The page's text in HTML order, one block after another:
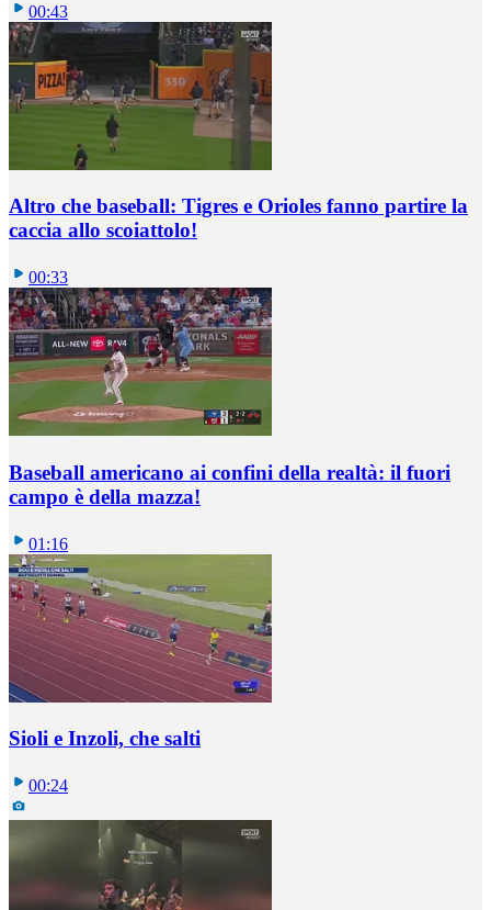
00:43
Altro che baseball: Tigres e Orioles fanno partire la
caccia allo scoiattolo!
00:33
Baseball americano ai confini della realtà: il fuori
campo è della mazza!
01:16
Sioli e Inzoli, che salti
00:24